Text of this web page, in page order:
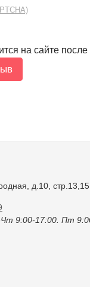
на сайте после
д.10, стр.13,15
9:00-17:00. Пт